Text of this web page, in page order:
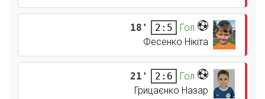
18' 2:5
Гол
Фесенко Нікіта
21' 2:6
Гол
Грицаєнко Назар